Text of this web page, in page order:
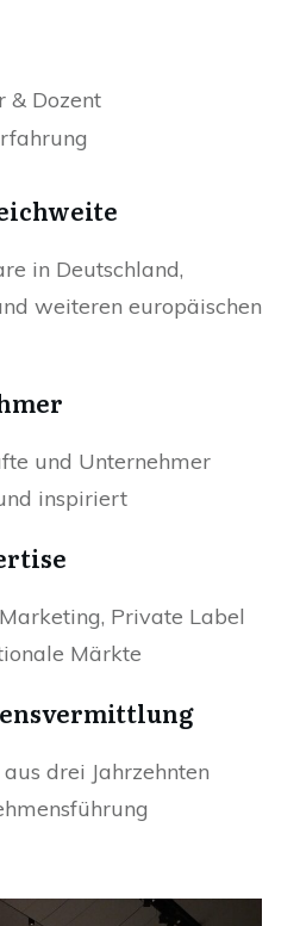
& Dozent
in Deutschland,
weiteren europäischen
und Unternehmer
inspiriert
Private Label
Märkte
drei Jahrzehnten